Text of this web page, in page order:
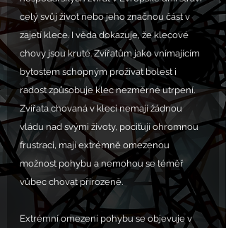
celý svůj život nebo jeho značnou část v
zajetí klece. I věda dokazuje, že klecové
chovy jsou kruté. Zvířatům jako vnímajícím
bytostem schopným prožívat bolest i
radost způsobuje klec nezměrné utrpení.
Zvířata chovaná v kleci nemají žádnou
vládu nad svými životy, pociťují ohromnou
frustraci, mají extrémně omezenou
možnost pohybu a nemohou se téměř
vůbec chovat přirozeně.
Extrémní omezení pohybu se objevuje v